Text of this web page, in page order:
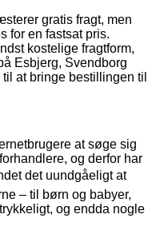
gratis fragt, men
for en fastsat pris.
kostelige fragtform,
Esbjerg, Svendborg
at bringe bestillingen til
at søge sig
og derfor har
det uundgåeligt at
– til børn og babyer,
og endda nogle